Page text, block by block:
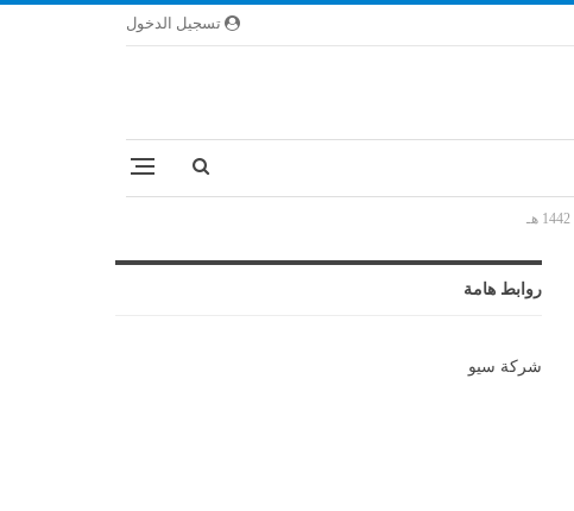
تسجيل الدخول
روابط هامة
شركة سيو